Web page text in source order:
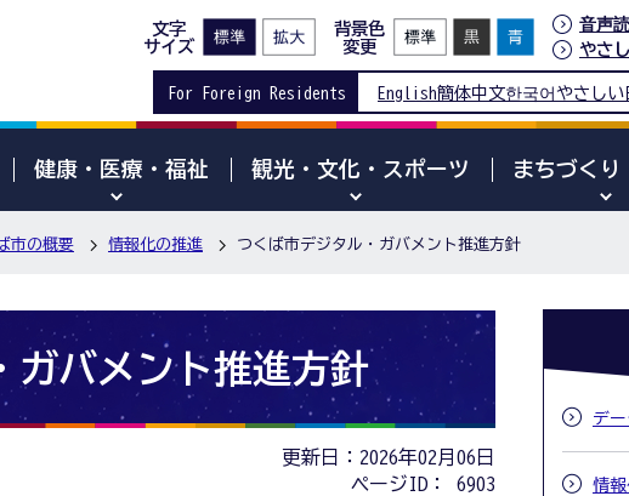
文字
サイズ
背景色
変更
音声
やさ
For Foreign Residents English簡体中文한국어 やさしい
健康・医療・福祉 観光・文化・スポーツ まちづくり
市の概要 情報化の推進 つくば市デジタル・ガバメント推進方針
ガバメント推進方針
更新日：2026年02月06日
ページID：
6903
デ
情